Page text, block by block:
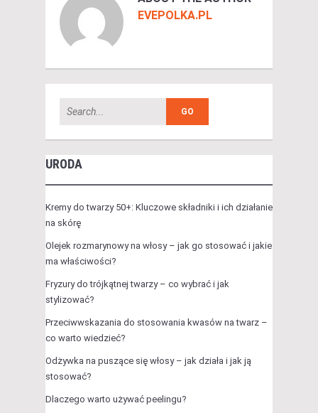
EVEPOLKA.PL
URODA
Kremy do twarzy 50+: Kluczowe składniki i ich działanie
na skórę
Olejek rozmarynowy na włosy – jak go stosować i jakie
ma właściwości?
Fryzury do trójkątnej twarzy – co wybrać i jak
stylizować?
Przeciwwskazania do stosowania kwasów na twarz –
co warto wiedzieć?
Odżywka na puszące się włosy – jak działa i jak ją
stosować?
Dlaczego warto używać peelingu?